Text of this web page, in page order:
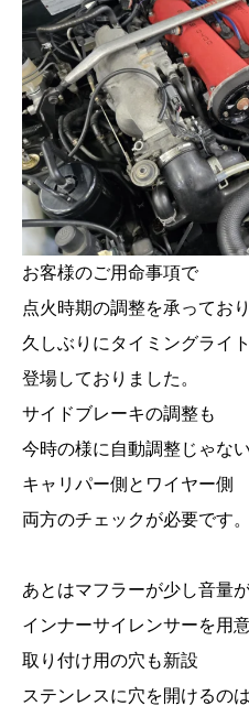
お客様のご用命事項で
点火時期の調整を承ってお
久しぶりにタイミングライ
登場しておりました。
サイドブレーキの調整も
今時の様に自動調整じゃな
キャリパー側とワイヤー側
両方のチェックが必要です。
あとはマフラーが少し音量
インナーサイレンサーを用
取り付け用の穴も新設
ステンレスに穴を開けるの